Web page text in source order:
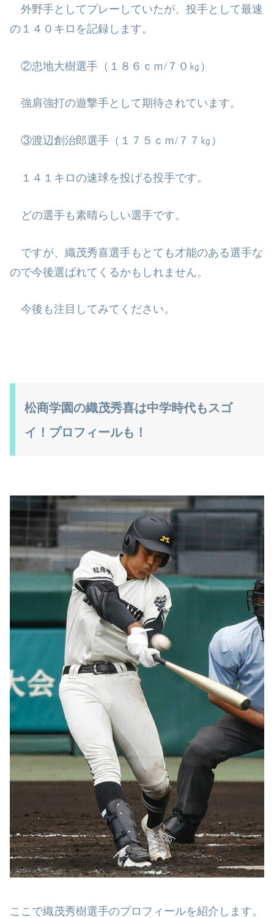
外野手としてプレーしていたが、投手として最速
の１４０キロを記録します。
②忠地大樹選手（１８６ｃｍ/ ７０㎏）
強肩強打の遊撃手として期待されています。
③渡辺創治郎選手（１７５ｃｍ/ ７７㎏）
１４１キロの速球を投げる投手です。
どの選手も素晴らしい選手です。
ですが、織茂秀喜選手もとても才能のある選手な
ので今後選ばれてくるかもし れません。
今後も注目してみてください。
松商学園の織茂秀喜は中学時代もスゴ
イ！プロフィールも！
ここで織茂秀樹選手のプロフィールを紹介します。